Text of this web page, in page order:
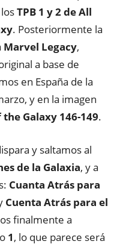
TPB 1 y 2 de All
. Posteriormente la
Marvel Legacy,
a base de
en España de la
y en la imagen
Galaxy 146-149.
y saltamos al
de la Galaxia, y a
Cuanta Atrás para
Cuenta Atrás para el
finalmente a
1, lo que parece será